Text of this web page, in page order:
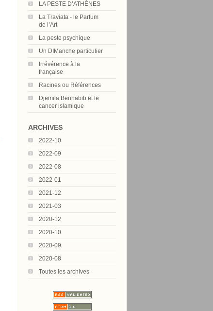
LA PESTE D’ATHÈNES
La Traviata - le Parfum
de l’Art
La peste psychique
Un DIManche particulier
Irrévérence à la
française
Racines ou Références
Djemila Benhabib et le
cancer islamique
ARCHIVES
2022-10
2022-09
2022-08
2022-01
2021-12
2021-03
2020-12
2020-10
2020-09
2020-08
Toutes les archives